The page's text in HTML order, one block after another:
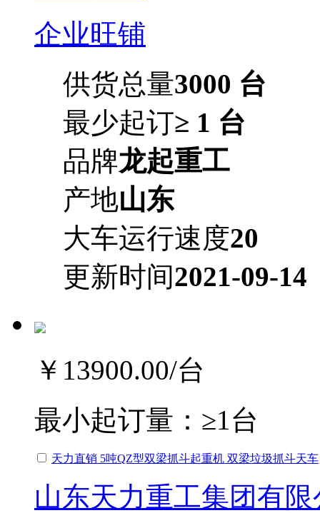
企业旺铺
供货总量3000 台
最少起订≥ 1 台
品牌龙起重工
产地山东
大车运行速度20
更新时间2021-09-14
￥13900.00/台
最小起订量： ≥1台
天力直销 5吨QZ型双梁抓斗起重机 双梁垃圾抓斗天车
山东天力重工集团有